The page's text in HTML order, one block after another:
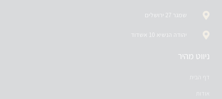
שמגר 27 ירושלים
יהודה הנשיא 10 אשדוד
ניווט מהיר
דף הבית
אודות